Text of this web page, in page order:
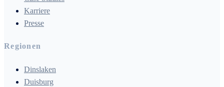
Karriere
Presse
Regionen
Dinslaken
Duisburg